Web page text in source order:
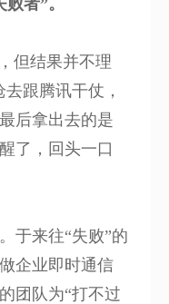
但结果并不理
跟腾讯干仗，
后拿出去的是
了，回头一口
于来往“失败”的
企业即时通信
团队为“打不过